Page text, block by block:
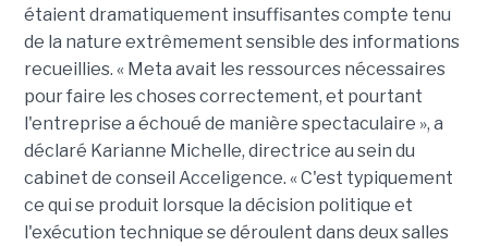
étaient dramatiquement insuffisantes compte tenu
de la nature extrêmement sensible des informations
recueillies. « Meta avait les ressources nécessaires
pour faire les choses correctement, et pourtant
l'entreprise a échoué de manière spectaculaire », a
déclaré Karianne Michelle, directrice au sein du
cabinet de conseil Acceligence. « C'est typiquement
ce qui se produit lorsque la décision politique et
l'exécution technique se déroulent dans deux salles